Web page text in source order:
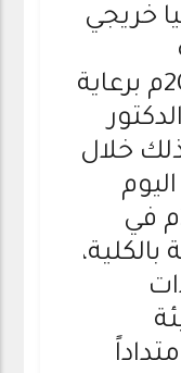
خريجي
والدبلومات للعام 2025م برعاية
خلال
الخميس 7 مايو 2026م في
بالكلية،